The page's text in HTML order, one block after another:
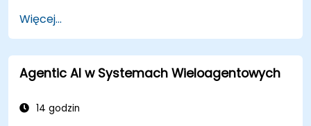
interakcji agentów i rozwiązywania
konfliktów.
Wykorzystywać frameworki takie jak JADE
do tworzenia skalowalnych rozwiązań MAS.
skalowalność, zaufanie i emergentne
Więcej...
Agentic AI w Systemach Wieloagentowych
14 godzin